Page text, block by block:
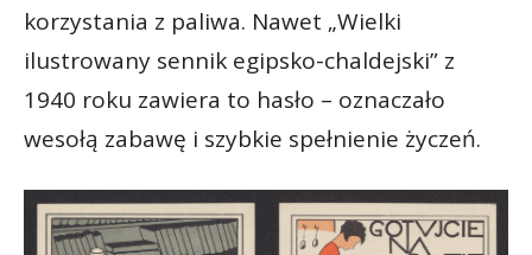
korzystania z paliwa. Nawet „Wielki
ilustrowany sennik egipsko-chaldejski” z
1940 roku zawiera to hasło – oznaczało
wesołą zabawę i szybkie spełnienie życzeń.